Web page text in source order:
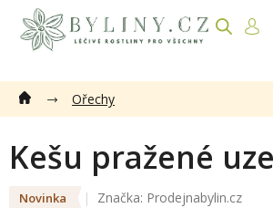
obsah
Ořechy
Kešu pražené
Novinka Značka: Prodejnabylin.cz